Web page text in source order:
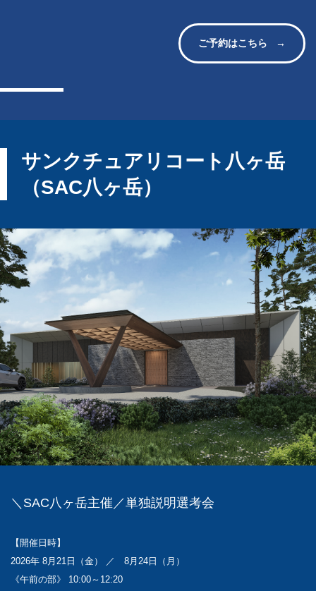
ご予約はこちら
サンクチュアリコート八ヶ岳
（SAC八ヶ岳）
＼SAC八ヶ岳主催／単独説明選考会
【開催日時】
2026年 8月21日（金） ／ 8月24日（月）
《午前の部》 10:00～12:20